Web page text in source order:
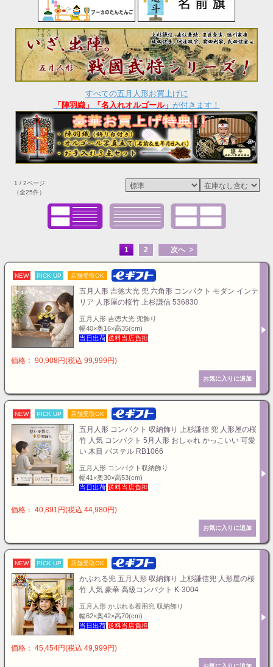
すべての五月人形お買上げに
「陣羽織」「名入れオルゴール」 が付きます！
1 / 2ページ
（全25件）
1 2 次へ
NEW PICK UP 店舗受取OK
五月人形 吉徳大光 兜 六角形 コンパクト モダン インテ
リア 人形屋の桜竹 上杉謙信 536830
五月人形 吉徳大光 兜飾り
幅40×奥16×高35(cm)
当日出荷 送料当店負担
価格： 90,908円(税込 99,999円)
NEW PICK UP 店舗受取OK
五月人形 コンパクト 収納飾り 上杉謙信 兜 人形屋の桜
竹 人気 コンパクト 5月人形 おしゃれ かっこいい 可愛
い 木目 パステル RB1066
五月人形 コンパクト収納飾り
幅41×奥30×高53(cm)
当日出荷 送料当店負担
価格： 40,891円(税込 44,980円)
NEW PICK UP 店舗受取OK
かぶれる兜 五月人形 収納飾り 上杉謙信兜 人形屋の桜
竹 人気 豪華 高級コンパクト K-3004
五月人形 かぶれる着用兜 収納飾り
幅62×奥42×高70(cm)
当日出荷 送料当店負担
価格： 45,454円(税込 49,999円)